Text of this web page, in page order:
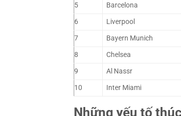
5
Barcelona
6
Liverpool
7
Bayern Munich
8
Chelsea
9
Al Nassr
10
Inter Miami
Những yếu tố